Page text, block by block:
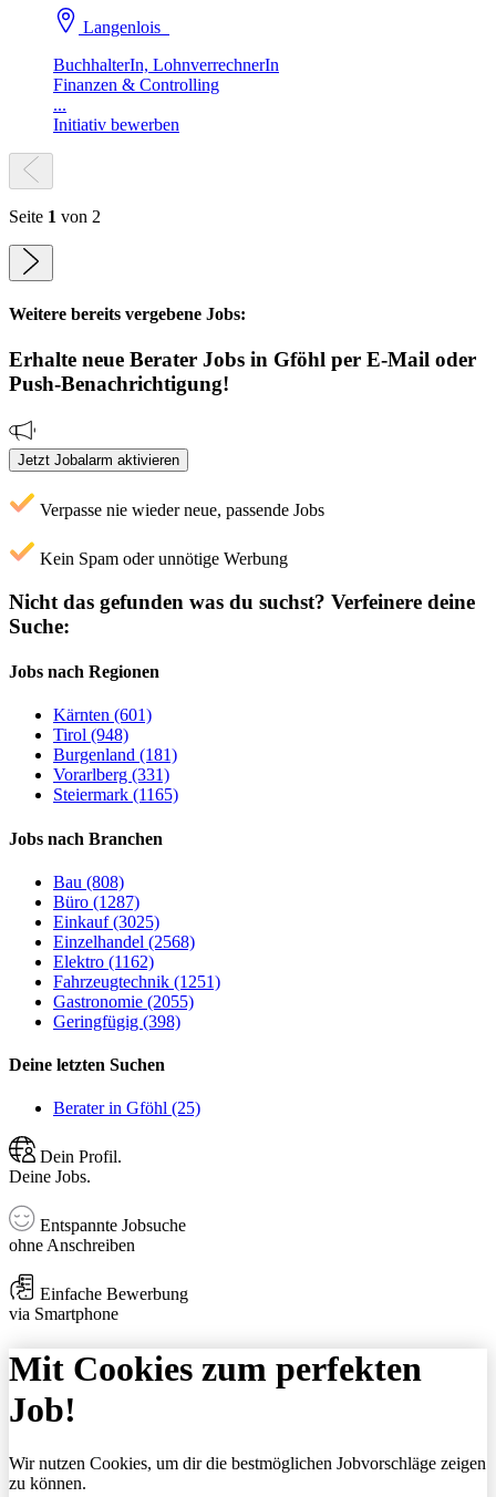
Langenlois
BuchhalterIn, LohnverrechnerIn
Finanzen & Controlling
...
Initiativ bewerben
Seite 1 von 2
Weitere bereits vergebene Jobs:
Erhalte neue Berater Jobs in Gföhl per E-Mail oder
Push-Benachrichtigung!
Jetzt Jobalarm aktivieren
Verpasse nie wieder neue, passende Jobs
Kein Spam oder unnötige Werbung
Nicht das gefunden was du suchst? Verfeinere deine
Suche:
Jobs nach Regionen
Kärnten (601)
Tirol (948)
Burgenland (181)
Vorarlberg (331)
Steiermark (1165)
Jobs nach Branchen
Bau (808)
Büro (1287)
Einkauf (3025)
Einzelhandel (2568)
Elektro (1162)
Fahrzeugtechnik (1251)
Gastronomie (2055)
Geringfügig (398)
Deine letzten Suchen
Berater in Gföhl (25)
Dein Profil.
Deine Jobs.
Entspannte Jobsuche
ohne Anschreiben
Einfache Bewerbung
via Smartphone
Mit Cookies zum perfekten
Job!
Wir nutzen Cookies, um dir die bestmöglichen Jobvorschläge zeigen
zu können.